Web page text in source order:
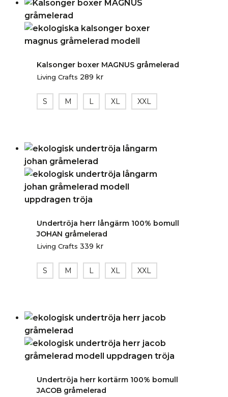
Kalsonger boxer MAGNUS gråmelerad
Living Crafts 289 kr
S M L XL XXL
Undertröja herr långärm 100% bomull
JOHAN gråmelerad
Living Crafts 339 kr
S M L XL XXL
Undertröja herr kortärm 100% bomull
JACOB gråmelerad